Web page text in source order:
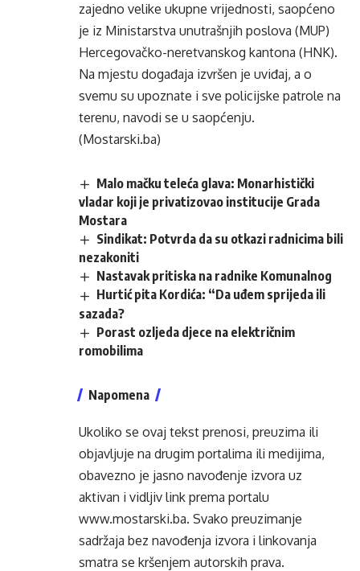
zajedno velike ukupne vrijednosti, saopćeno
je iz Ministarstva unutrašnjih poslova (MUP)
Hercegovačko-neretvanskog kantona (HNK).
Na mjestu događaja izvršen je uviđaj, a o
svemu su upoznate i sve policijske patrole na
terenu, navodi se u saopćenju.
(Mostarski.ba)
Malo mačku teleća glava: Monarhistički
vladar koji je privatizovao institucije Grada
Mostara
Sindikat: Potvrda da su otkazi radnicima bili
nezakoniti
Nastavak pritiska na radnike Komunalnog
Hurtić pita Kordića: “Da uđem sprijeda ili
sazada?
Porast ozljeda djece na električnim
romobilima
Napomena
Ukoliko se ovaj tekst prenosi, preuzima ili
objavljuje na drugim portalima ili medijima,
obavezno je jasno navođenje izvora uz
aktivan i vidljiv link prema portalu
www.mostarski.ba. Svako preuzimanje
sadržaja bez navođenja izvora i linkovanja
smatra se kršenjem autorskih prava.